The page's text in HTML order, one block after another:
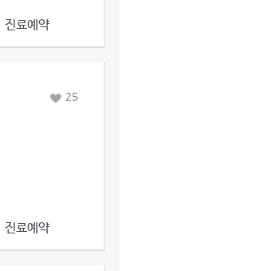
진료예약
25
진료예약